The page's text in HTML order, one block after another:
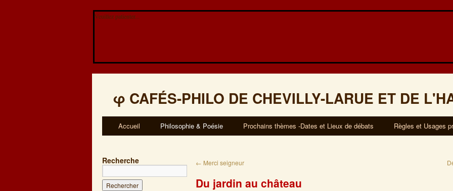
Veuillez patienter...
φ CAFÉS-PHILO DE CHEVILLY-LARUE ET DE
Accueil Philosophie & Poésie Prochains thèmes -Dates et Lieux de débats Règles et Usages
Recherche ← Merci seigneur
Du jardin au château